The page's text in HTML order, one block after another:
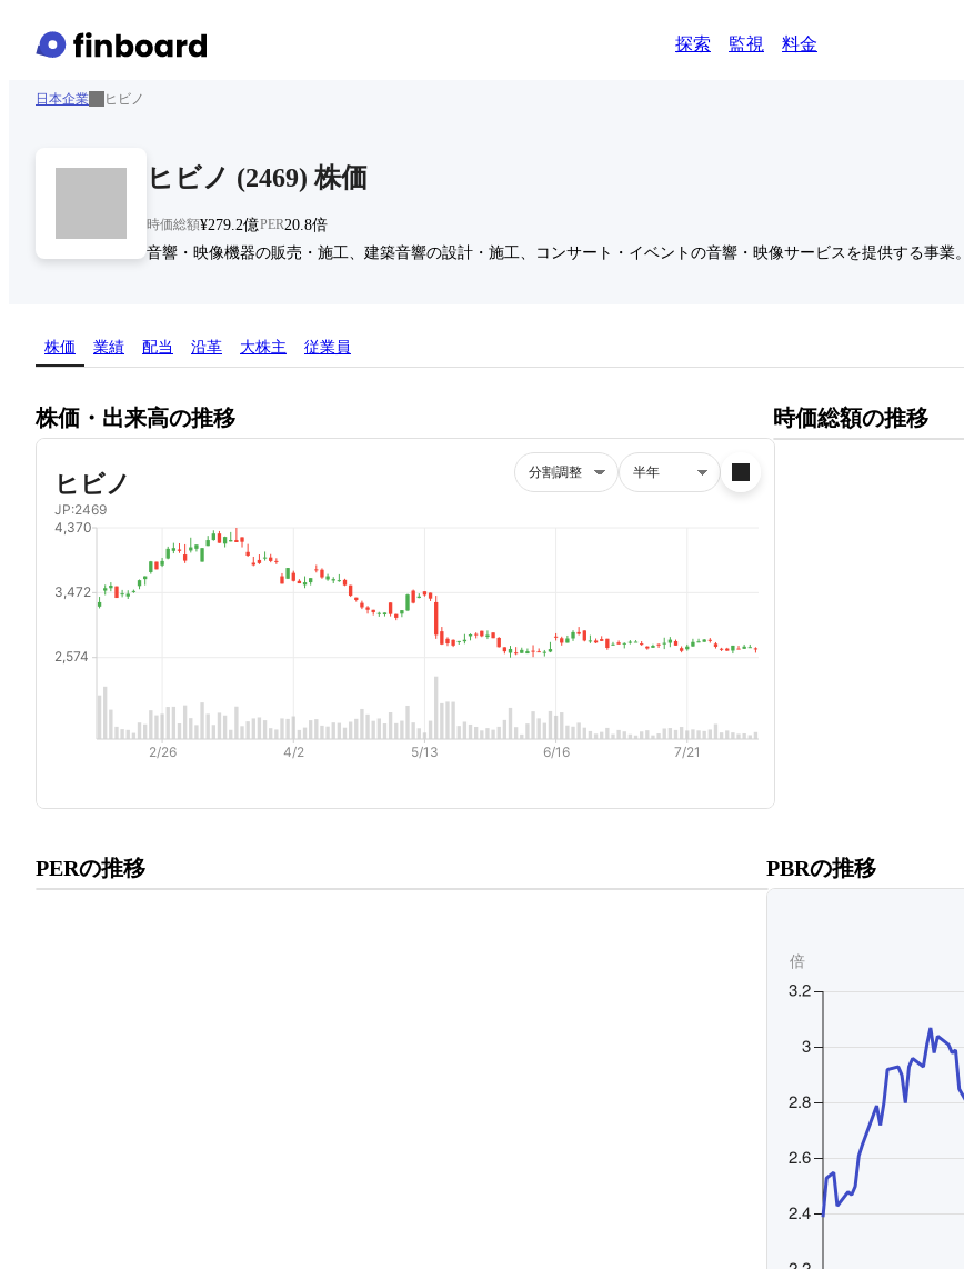
探索 監視 料金
日本企業 ヒビノ
ヒビノ (2469) 株価
時価総額¥279.2億PER20.8倍
音響・映像機器の販売・施工、建築音響の設計・施工、コンサート・イベントの音響・映像サービスを提供する事業。
株価 業績 配当 沿革 大株主 従業員
株価・出来高の推移 時価総額の推移
PERの推移
PERの推移にアクセスできます。
PBRの推移